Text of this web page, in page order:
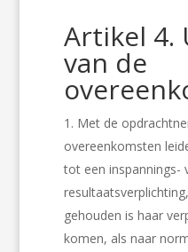
Artikel 4.
van de
Met de
overeenkomsten
tot een inspannings-
gehouden is haar
komen, als naar